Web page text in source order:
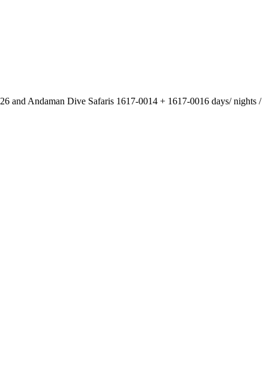
and Andaman Dive Safaris 1617-0014 + 1617-0016 days/ nights /